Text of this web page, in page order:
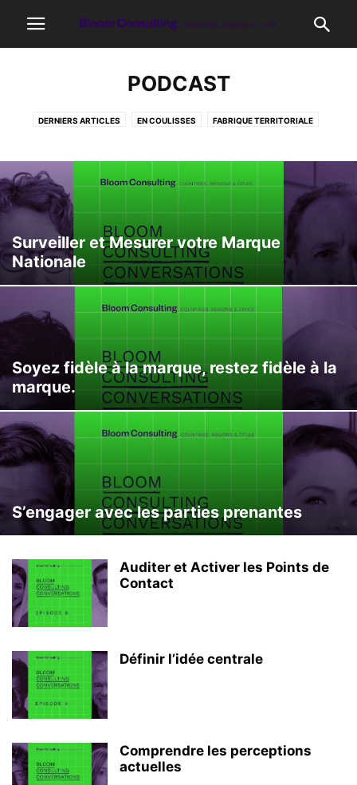
PODCAST
DERNIERS ARTICLES EN COULISSES FABRIQUE TERRITORIALE
MARKETING TERRITORIAL NON CLASSIFIÉ(E) NOTRE TRAVAIL
PODCAST RECHERCHE TERRITOIRES
Surveiller et Mesurer votre Marque
Nationale
Soyez fidèle à la marque, restez fidèle à la
marque.
S’engager avec les parties prenantes
Auditer et Activer les Points de
Contact
Définir l’idée centrale
Comprendre les perceptions
actuelles